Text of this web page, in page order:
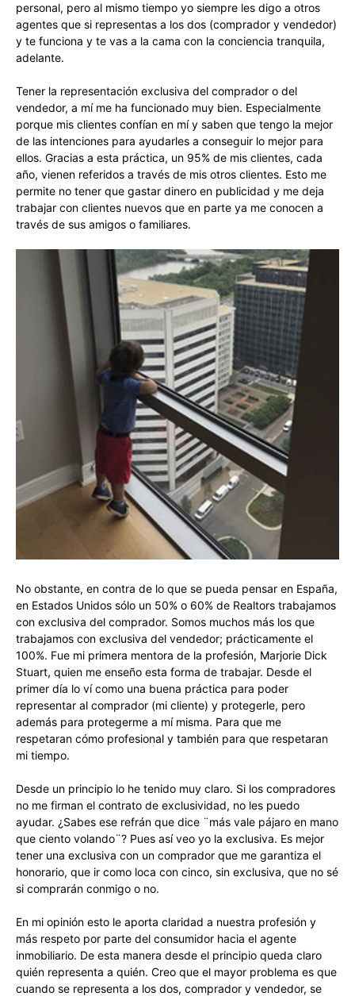
personal, pero al mismo tiempo yo siempre les digo a otros
agentes que si representas a los dos (comprador y vendedor)
y te funciona y te vas a la cama con la conciencia tranquila,
adelante.
Tener la representación exclusiva del comprador o del
vendedor, a mí me ha funcionado muy bien. Especialmente
porque mis clientes confían en mí y saben que tengo la mejor
de las intenciones para ayudarles a conseguir lo mejor para
ellos. Gracias a esta práctica, un 95% de mis clientes, cada
año, vienen referidos a través de mis otros clientes. Esto me
permite no tener que gastar dinero en publicidad y me deja
trabajar con clientes nuevos que en parte ya me conocen a
través de sus amigos o familiares.
No obstante, en contra de lo que se pueda pensar en España,
en Estados Unidos sólo un 50% o 60% de Realtors trabajamos
con exclusiva del comprador. Somos muchos más los que
trabajamos con exclusiva del vendedor; prácticamente el
100%. Fue mi primera mentora de la profesión, Marjorie Dick
Stuart, quien me enseño esta forma de trabajar. Desde el
primer día lo ví como una buena práctica para poder
representar al comprador (mi cliente) y protegerle, pero
además para protegerme a mí misma. Para que me
respetaran cómo profesional y también para que respetaran
mi tiempo.
Desde un principio lo he tenido muy claro. Si los compradores
no me firman el contrato de exclusividad, no les puedo
ayudar. ¿Sabes ese refrán que dice ¨más vale pájaro en mano
que ciento volando¨? Pues así veo yo la exclusiva. Es mejor
tener una exclusiva con un comprador que me garantiza el
honorario, que ir como loca con cinco, sin exclusiva, que no sé
si comprarán conmigo o no.
En mi opinión esto le aporta claridad a nuestra profesión y
más respeto por parte del consumidor hacia el agente
inmobiliario. De esta manera desde el principio queda claro
quién representa a quién. Creo que el mayor problema es que
cuando se representa a los dos, comprador y vendedor, se